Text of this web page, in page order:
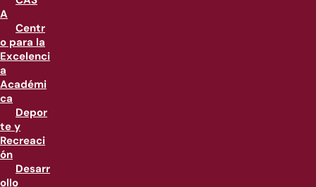
A
Centr
o para la
Excelenci
a
Académi
ca
Depor
te y
Recreaci
ón
Desarr
ollo